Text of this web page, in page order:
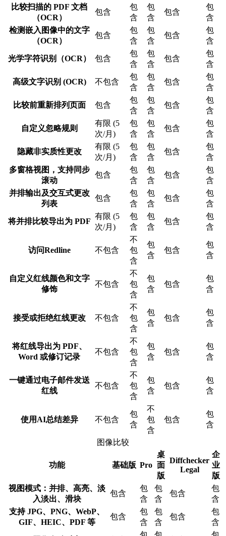
比较扫描的 PDF 文档
（OCR）
包含
包
含
包
含
包含
包
含
检测嵌入图像中的文字
（OCR）
包含
包
含
包
含
包含
包
含
光学字符识别（OCR） 包含
包
含
包
含
包含
包
含
高级文字识别 (OCR) 不包含
包
含
包
含
包含
包
含
比较前重新排列页面 包含
包
含
包
含
包含
包
含
自定义忽略规则
有限 (5
次/月)
包
含
包
含
包含
包
含
隐藏非实质性更改
有限 (5
次/月)
包
含
包
含
包含
包
含
多窗格视图，支持同步
滚动
包含
包
含
包
含
包含
包
含
并排输出及交互式更改
列表
包含
包
含
包
含
包含
包
含
将并排比较导出为 PDF
有限 (5
次/月)
包
含
包
含
包含
包
含
访问Redline 不包含
不
包
含
包
含
包含
包
含
自定义红线颜色和文字
修饰
不包含
不
包
含
包
含
包含
包
含
接受或拒绝红线更改 不包含
不
包
含
包
含
包含
包
含
将红线导出为 PDF、
Word 或修订记录
不包含
不
包
含
包
含
包含
包
含
一键通过电子邮件发送
红线
不包含
不
包
含
包
含
包含
包
含
使用AI总结差异 不包含
包
含
不
包
含
包含
包
含
图像比较
功能 基础版 Pro
桌
面
版
Diffchecker
Legal
企
业
版
视图模式：并排、高亮、淡
入淡出、滑块
包含
包
含
包
含
包含
包
含
支持 JPG、PNG、WebP、
GIF、HEIC、PDF 等
包含
包
含
包
含
包含
包
含